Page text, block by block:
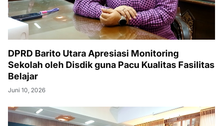
DPRD Barito Utara Apresiasi Monitoring
Sekolah oleh Disdik guna Pacu Kualitas Fasilitas
Belajar
Juni 10, 2026